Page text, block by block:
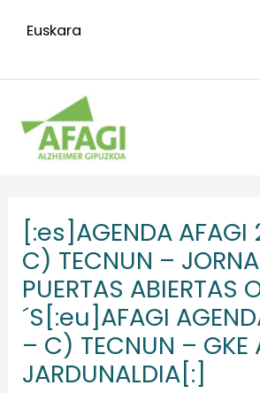
Euskara
[:es]AGENDA
C) TECNUN –
PUERTAS ABIERTAS
´S[:eu]AFAGI
– C) TECNUN – GKE
JARDUNALDIA[:]
entradas